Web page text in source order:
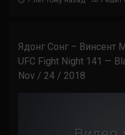
Ядонг Сонг – Винсент
UFC Fight Night 141 —
Nov / 24 / 2018